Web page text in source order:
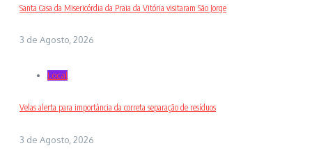
Santa Casa da Misericórdia da Praia da Vitória visitaram São Jorge
3 de Agosto, 2026
Local
Velas alerta para importância da correta separação de resíduos
3 de Agosto, 2026